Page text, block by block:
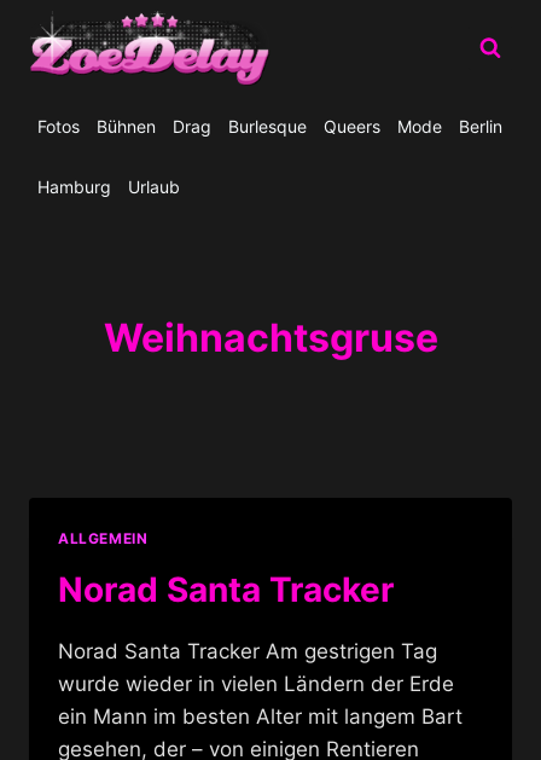
Inhalt
springen
Fotos Bühnen Drag Burlesque Queers Mode Berlin
Hamburg Urlaub
Weihnachtsgruse
ALLGEMEIN
Norad Santa Tracker
Norad Santa Tracker Am gestrigen Tag
wurde wieder in vielen Ländern der Erde
ein Mann im besten Alter mit langem Bart
gesehen, der – von einigen Rentieren